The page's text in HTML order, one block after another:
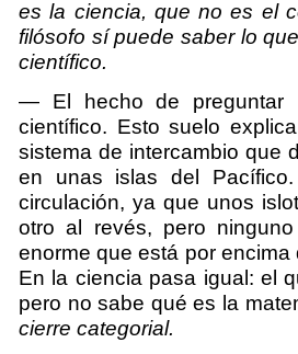
es la ciencia, que no es el
filósofo sí puede saber lo
científico.
— El hecho de preguntar
científico. Esto suelo
sistema de intercambio que
en unas islas del
circulación, ya que unos
otro al revés, pero
enorme que está por
En la ciencia pasa igual: el
pero no sabe qué es la
cierre categorial.